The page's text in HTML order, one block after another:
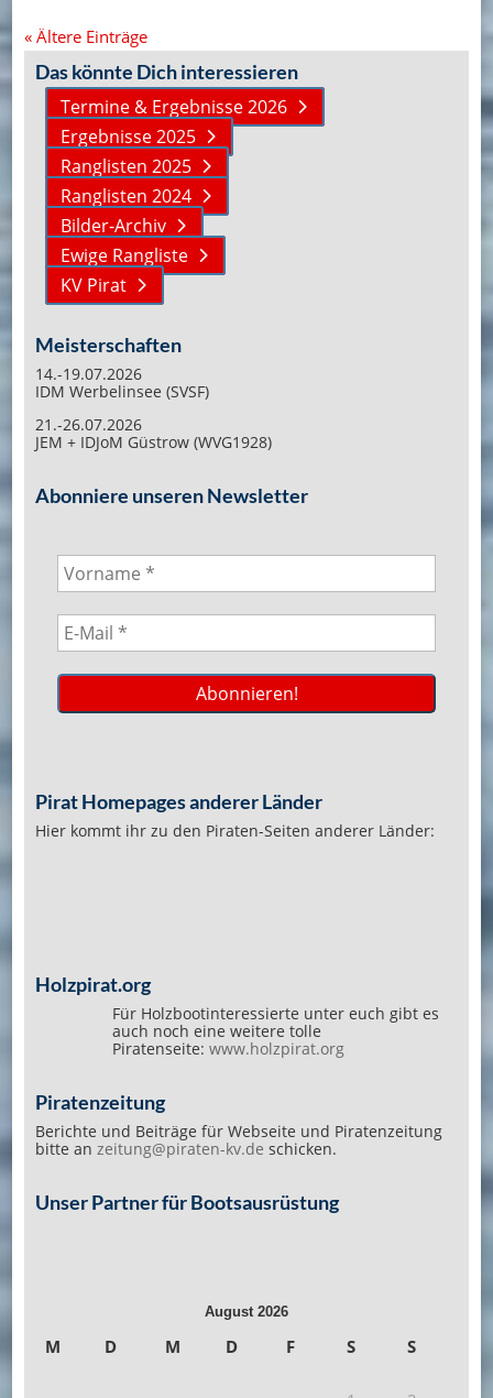
« Ältere Einträge
Das könnte Dich interessieren
Termine & Ergebnisse 2026
Ergebnisse 2025
Ranglisten 2025
Ranglisten 2024
Bilder-Archiv
Ewige Rangliste
KV Pirat
Meisterschaften
14.-19.07.2026
IDM Werbelinsee (SVSF)
21.-26.07.2026
JEM + IDJoM Güstrow (WVG1928)
Abonniere unseren Newsletter
Pirat Homepages anderer Länder
Hier kommt ihr zu den Piraten-Seiten anderer Länder:
Holzpirat.org
Für Holzbootinteressierte unter euch gibt es
auch noch eine weitere tolle
Piratenseite: www.holzpirat.org
Piratenzeitung
Berichte und Beiträge für Webseite und Piratenzeitung
bitte an zeitung@piraten-kv.de schicken.
Unser Partner für Bootsausrüstung
August 2026
M D M D F S S